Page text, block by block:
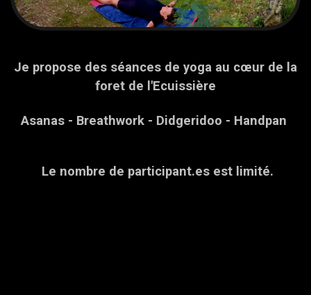
Je propose des séances de yoga au cœur de la
foret de l'Ecuissière
Asanas - Breathwork - Didgeridoo - Handpan
Le nombre de participant.es est limité.